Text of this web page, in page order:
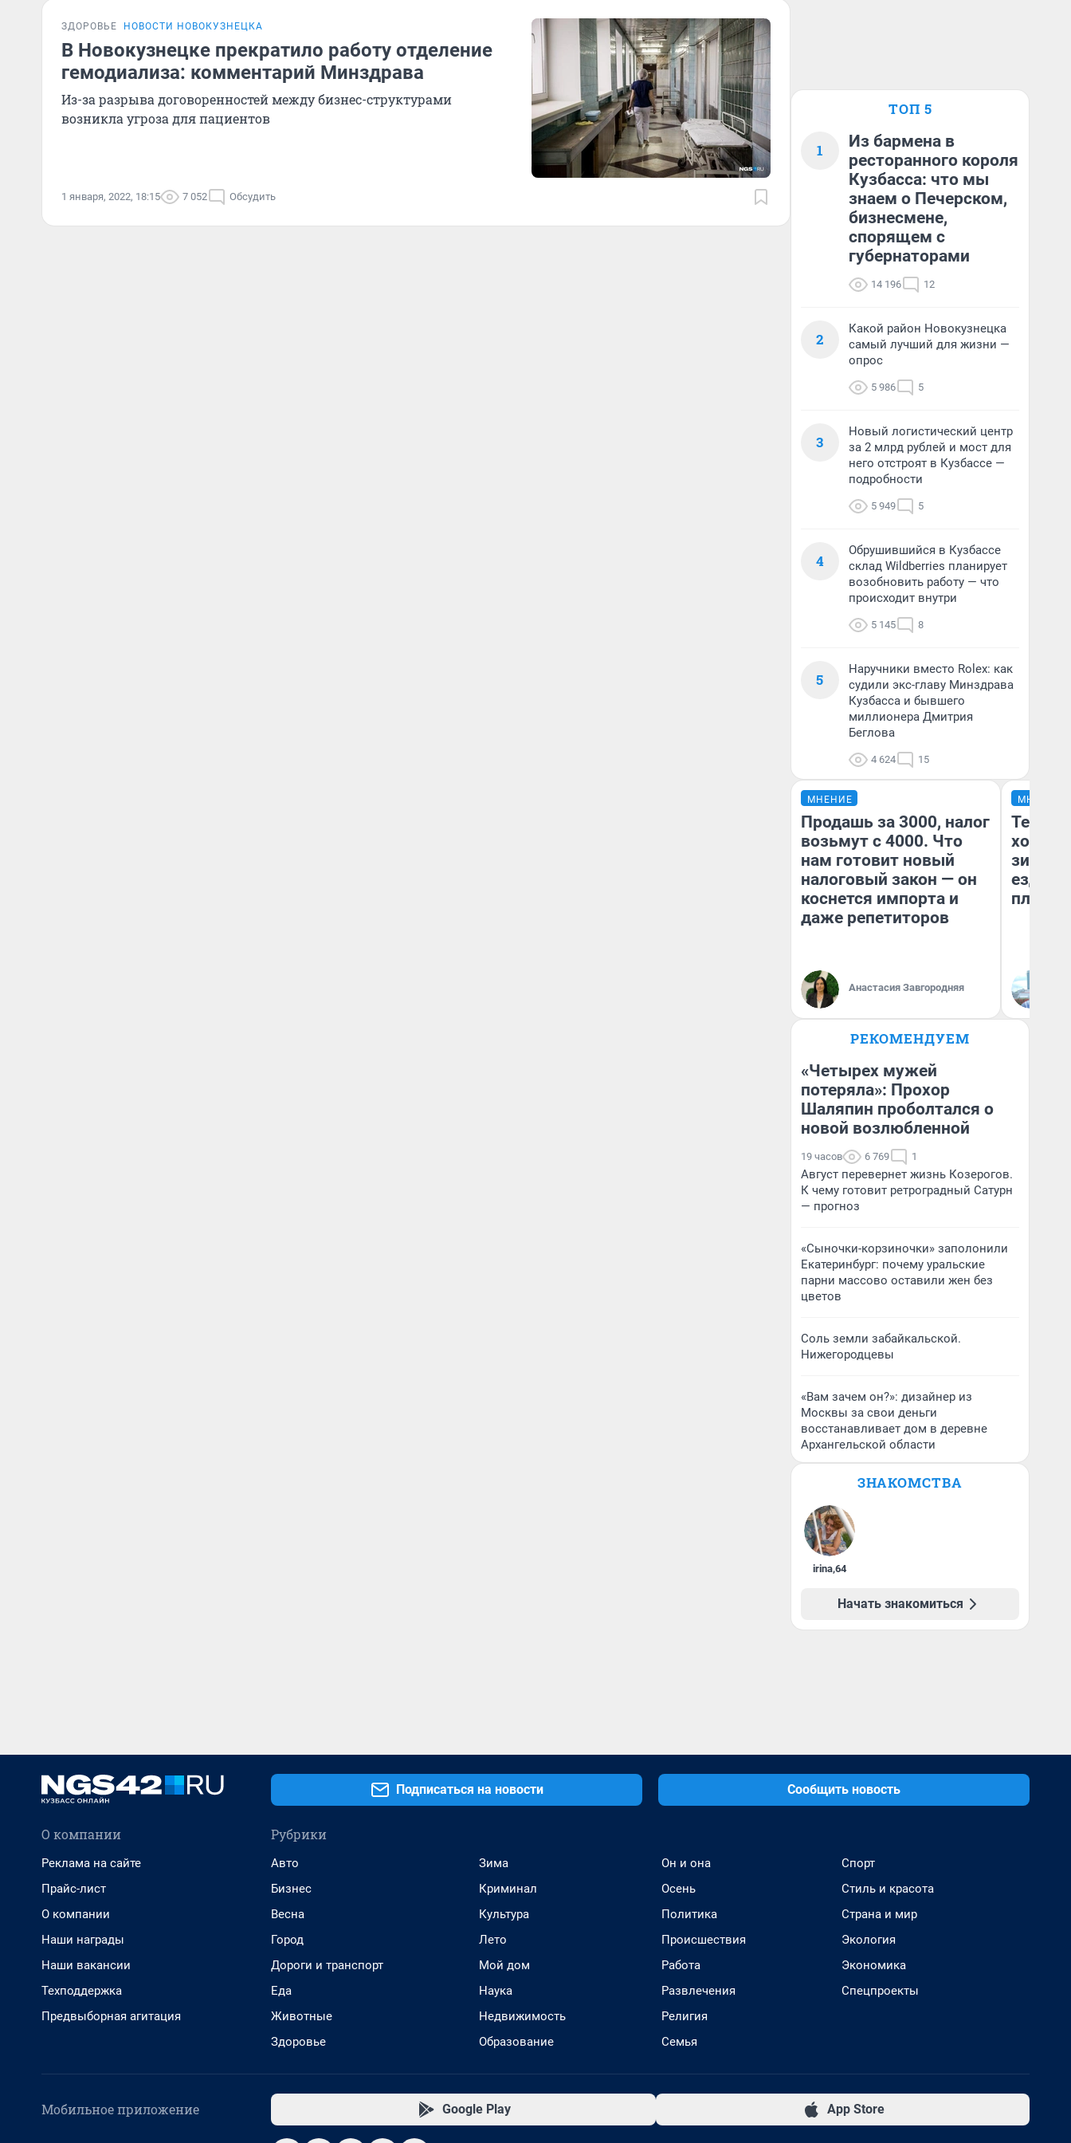
ЗДОРОВЬЕ НОВОСТИ НОВОКУЗНЕЦКА
В Новокузнецке прекратило работу отделение
гемодиализа: комментарий Минздрава
Из-за разрыва договоренностей между бизнес-структурами
возникла угроза для пациентов
1 января, 2022, 18:15 7 052 Обсудить
ТОП 5
1
Из бармена в
ресторанного короля
Кузбасса: что мы
знаем о Печерском,
бизнесмене,
спорящем с
губернаторами
14 196 12
2
Какой район Новокузнецка
самый лучший для жизни —
опрос
5 986 5
3
Новый логистический центр
за 2 млрд рублей и мост для
него отстроят в Кузбассе —
подробности
5 949 5
4
Обрушившийся в Кузбассе
склад Wildberries планирует
возобновить работу — что
происходит внутри
5 145 8
5
Наручники вместо Rolex: как
судили экс-главу Минздрава
Кузбасса и бывшего
миллионера Дмитрия
Беглова
4 624 15
МНЕНИЕ
Продашь за 3000, налог
возьмут с 4000. Что
нам готовит новый
налоговый закон — он
коснется импорта и
даже репетиторов
Анастасия Завгородняя
МНЕНИЕ
Тепло
зимой.
ездит
плюсы
РЕКОМЕНДУЕМ
«Четырех мужей
потеряла»: Прохор
Шаляпин проболтался о
новой возлюбленной
19 часов 6 769 1
Август перевернет жизнь Козерогов.
К чему готовит ретроградный Сатурн
— прогноз
«Сыночки-корзиночки» заполонили
Екатеринбург: почему уральские
парни массово оставили жен без
цветов
Соль земли забайкальской.
Нижегородцевы
«Вам зачем он?»: дизайнер из
Москвы за свои деньги
восстанавливает дом в деревне
Архангельской области
ЗНАКОМСТВА
irina,64
Начать знакомиться
Подписаться на новости Сообщить новость
О компании
Реклама на сайте
Прайс-лист
О компании
Наши награды
Наши вакансии
Техподдержка
Предвыборная агитация
Рубрики
Авто
Бизнес
Весна
Город
Дороги и транспорт
Еда
Животные
Здоровье
Зима
Криминал
Культура
Лето
Мой дом
Наука
Недвижимость
Образование
Он и она
Осень
Политика
Происшествия
Работа
Развлечения
Религия
Семья
Спорт
Стиль и красота
Страна и мир
Экология
Экономика
Спецпроекты
Мобильное приложение Google Play App Store